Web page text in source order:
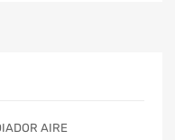
AIRE